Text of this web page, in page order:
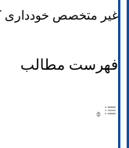
غیر متخصص خودداری
فهرست مطالب